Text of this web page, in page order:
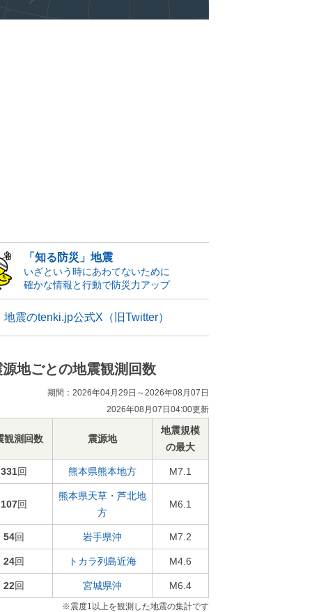
「知る防災」地震
いざという時にあわてないために
確かな情報と行動で防災力アップ
地震のtenki.jp公式X（旧Twitter）
源地ごとの地震観測回数
期間：2026年04月29日～2026年08月07日
2026年08月07日04:00更新
観測回数 震源地
地震規模
の最大
331回 熊本県熊本地方 M7.1
107回
熊本県天草・芦北地
方
M6.1
54回 岩手県沖 M7.2
24回 トカラ列島近海 M4.6
22回 宮城県沖 M6.4
※震度1以上を観測した地震の集計です